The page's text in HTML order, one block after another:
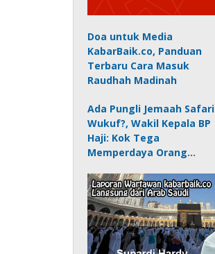
Doa untuk Media
KabarBaik.co, Panduan
Terbaru Cara Masuk
Raudhah Madinah
Ada Pungli Jemaah Safari
Wukuf?, Wakil Kepala BP
Haji: Kok Tega
Memperdaya Orang…